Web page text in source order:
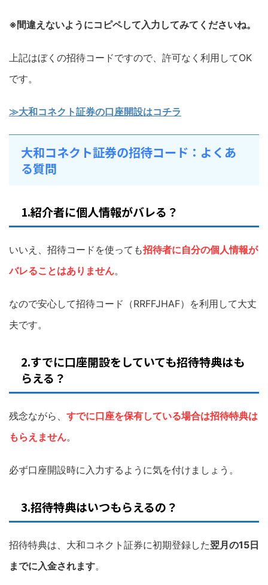
※間違えないようにコピペして入力してみてくださいね。
上記はぼくの招待コードですので、許可なく利用してOK
です。
≫大和コネクト証券の口座開設はコチラ
大和コネクト証券の招待コード：よくあ
る質問
1.紹介者に個人情報がバレる？
いいえ、招待コードを使っても招待者に自分の個人情報が
バレることはありません。
なので安心して招待コード（RRFFJHAF）を利用して大丈
夫です。
2.すでに口座開設をしていても招待特典はも
らえる？
残念ながら、 すでに口座を保有している場合は招待特典は
もらえません。
必ず口座開設時に入力するように気を付けましょう。
3.招待特典はいつもらえるの？
招待特典は、大和コネクト証券に初期登録した翌月の15日
までに入金されます。